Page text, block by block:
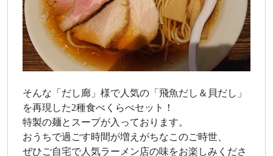
そんな「だし廊」様で人気の「飛魚だし＆貝だし」
を再現した2種食べくらべセット！
特製の麺とスープが入っております。
おうちで過ごす時間が増えがちなこのご時世、
ぜひご自宅で人気ラーメン店の味をお楽しみくださ